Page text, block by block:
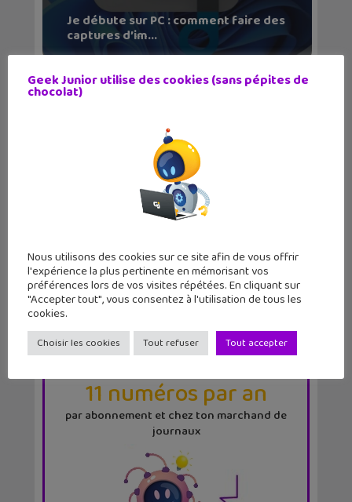
Je débute sur PC : comment faire des
captures d’im...
LE MAGGEEK JUNIOR
11 numéros par an
par abonnement et chez ton marchand de
journaux
Geek Junior utilise des cookies (sans pépites de
chocolat)
Nous utilisons des cookies sur ce site afin de vous offrir
l'expérience la plus pertinente en mémorisant vos
préférences lors de vos visites répétées. En cliquant sur
"Accepter tout", vous consentez à l'utilisation de tous les
cookies.
Choisir les cookies Tout refuser Tout accepter